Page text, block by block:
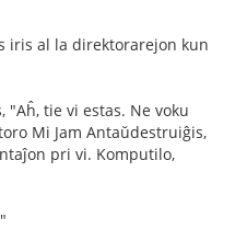
iris al la direktorarejon kun
"Aĥ, tie vi estas. Ne voku
Mi Jam Antaŭdestruiĝis,
pri vi. Komputilo,